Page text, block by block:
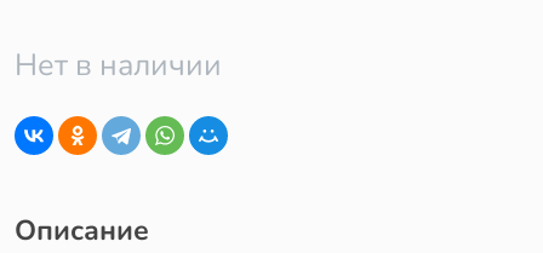
Нет в наличии
Описание